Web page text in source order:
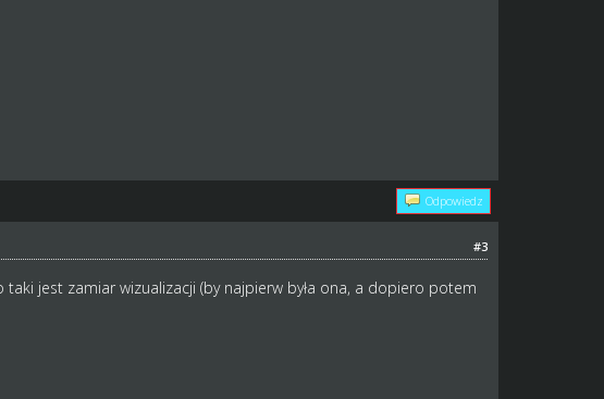
Odpowiedz
#3
jest zamiar wizualizacji (by najpierw była ona, a dopiero potem